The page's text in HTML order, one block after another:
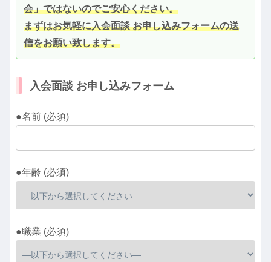
会」ではないのでご安心ください。
まずはお気軽に入会面談 お申し込みフォームの送
信をお願い致します。
入会面談 お申し込みフォーム
●名前 (必須)
●年齢 (必須)
●職業 (必須)